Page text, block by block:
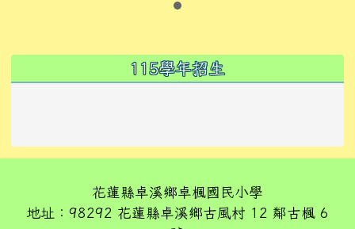
115學年招生
花蓮縣卓溪鄉卓楓國民小學
地址：98292 花蓮縣卓溪鄉古風村 12 鄰古楓 6